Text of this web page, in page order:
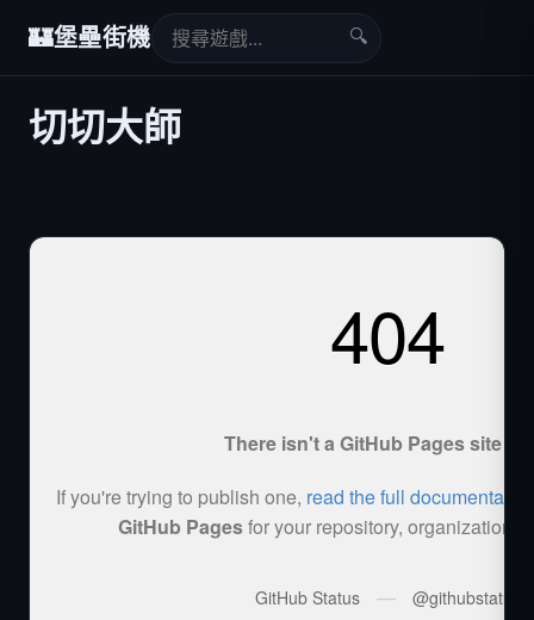
🏰堡壘街機 🔍
切切大師